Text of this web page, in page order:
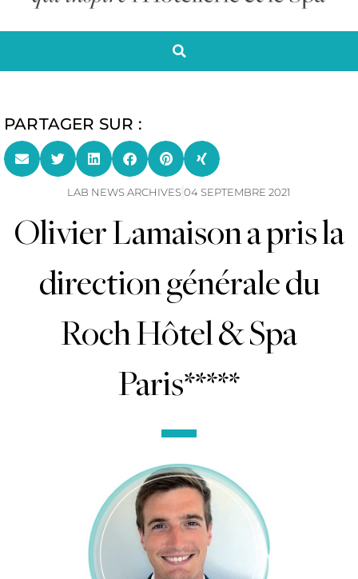
PARTAGER SUR :
LAB NEWS ARCHIVES04 SEPTEMBRE 2021
Olivier Lamaison a pris la
direction générale du
Roch Hôtel & Spa
Paris*****